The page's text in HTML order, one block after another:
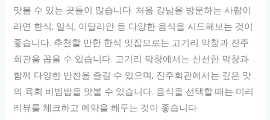
맛볼 수 있는 곳들이 많습니다. 처음 강남을 방문하는 사람이
라면 한식, 일식, 이탈리안 등 다양한 음식을 시도해보는 것이
좋습니다. 추천할 만한 한식 맛집으로는 고기리 막창과 진주
회관을 꼽을 수 있습니다. 고기리 막창에서는 신선한 막창과
함께 다양한 반찬을 즐길 수 있으며, 진주회관에서는 깊은 맛
의 육회 비빔밥을 맛볼 수 있습니다. 음식을 선택할 때는 미리
리뷰를 체크하고 예약을 해두는 것이 좋습니다.